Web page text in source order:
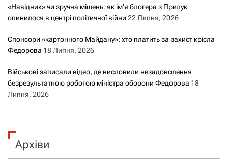
«Навідник» чи зручна мішень: як ім’я блогера з Прилук
опинилося в центрі політичної війни 22 Липня, 2026
Спонсори «картонного Майдану»: хто платить за захист крісла
Федорова 18 Липня, 2026
Військові записали відео, де висловили незадоволення
безрезультатною роботою міністра оборони Федорова 18
Липня, 2026
Архіви